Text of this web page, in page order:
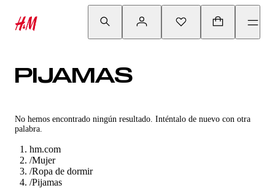
PIJAMAS
No hemos encontrado ningún resultado. Inténtalo de nuevo con otra
palabra.
hm.com
/Mujer
/Ropa de dormir
/Pijamas